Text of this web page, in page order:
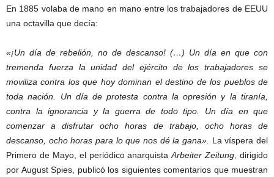
En 1885 volaba de mano en mano entre los trabajadores de EEUU
una octavilla que decía:
«¡Un día de rebelión, no de descanso! (…) Un día en que con
tremenda fuerza la unidad del ejército de los trabajadores se
moviliza contra los que hoy dominan el destino de los pueblos de
toda nación. Un día de protesta contra la opresión y la tiranía,
contra la ignorancia y la guerra de todo tipo. Un día en que
comenzar a disfrutar ocho horas de trabajo, ocho horas de
descanso, ocho horas para lo que nos dé la gana».
La víspera del
Primero de Mayo, el periódico anarquistaArbeiter Zeitung , dirigido
por August Spies, publicó los siguientes comentarios que muestran